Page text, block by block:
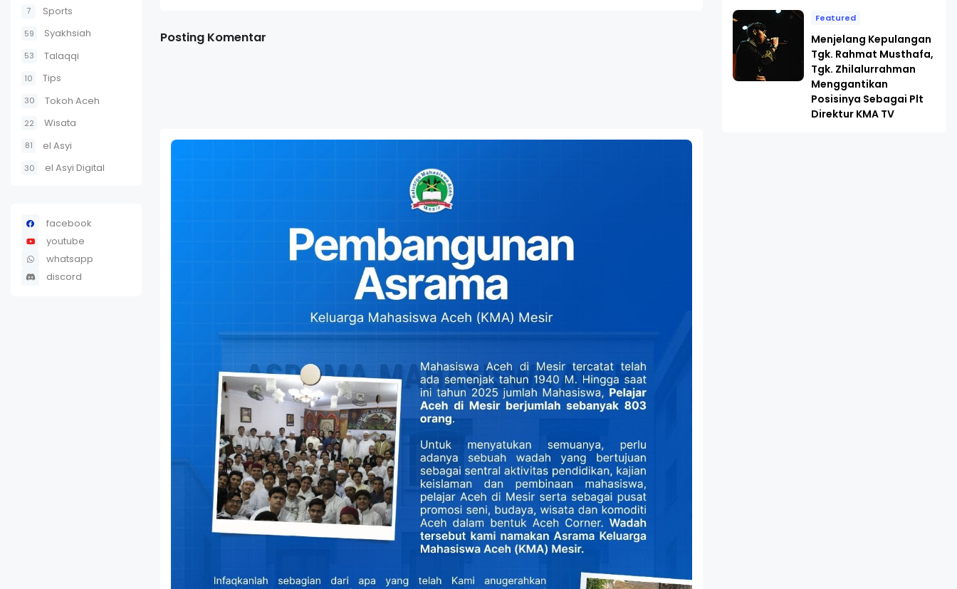
7 Sports
59 Syakhsiah
53 Talaqqi
10 Tips
30 Tokoh Aceh
22 Wisata
81 el Asyi
30 el Asyi Digital
facebook
youtube
whatsapp
discord
Posting Komentar
Featured
Menjelang Kepulangan
Tgk. Rahmat Musthafa,
Tgk. Zhilalurrahman
Menggantikan
Posisinya Sebagai Plt
Direktur KMA TV